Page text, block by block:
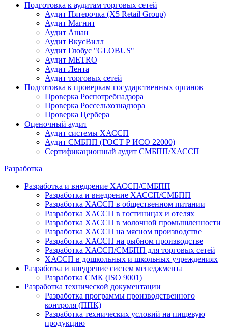
Подготовка к аудитам торговых сетей
Аудит Пятерочка (X5 Retail Group)
Аудит Магнит
Аудит Ашан
Аудит ВкусВилл
Аудит Глобус "GLOBUS"
Аудит METRO
Аудит Лента
Аудит торговых сетей
Подготовка к проверкам государственных органов
Проверка Роспотребнадзора
Проверка Россельхознадзора
Проверка Цербера
Оценочный аудит
Аудит системы ХАССП
Аудит СМБПП (ГОСТ Р ИСО 22000)
Сертификационный аудит СМБПП/ХАССП
Разработка
Разработка и внедрение ХАССП/СМБПП
Разработка и внедрение ХАССП/СМБПП
Разработка ХАССП в общественном питании
Разработка ХАССП в гостиницах и отелях
Разработка ХАССП в молочной промышленности
Разработка ХАССП на мясном производстве
Разработка ХАССП на рыбном производстве
Разработка ХАССП/СМБПП для торговых сетей
ХАССП в дошкольных и школьных учреждениях
Разработка и внедрение систем менеджмента
Разработка СМК (ISO 9001)
Разработка технической документации
Разработка программы производственного
контроля (ППК)
Разработка технических условий на пищевую
продукцию